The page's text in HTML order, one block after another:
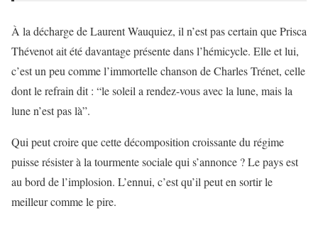
À la décharge de Laurent Wauquiez, il n’est pas certain que Prisca
Thévenot ait été davantage présente dans l’hémicycle. Elle et lui,
c’est un peu comme l’immortelle chanson de Charles Trénet, celle
dont le refrain dit : “le soleil a rendez-vous avec la lune, mais la
lune n’est pas là”.
Qui peut croire que cette décomposition croissante du régime
puisse résister à la tourmente sociale qui s’annonce ? Le pays est
au bord de l’implosion. L’ennui, c’est qu’il peut en sortir le
meilleur comme le pire.